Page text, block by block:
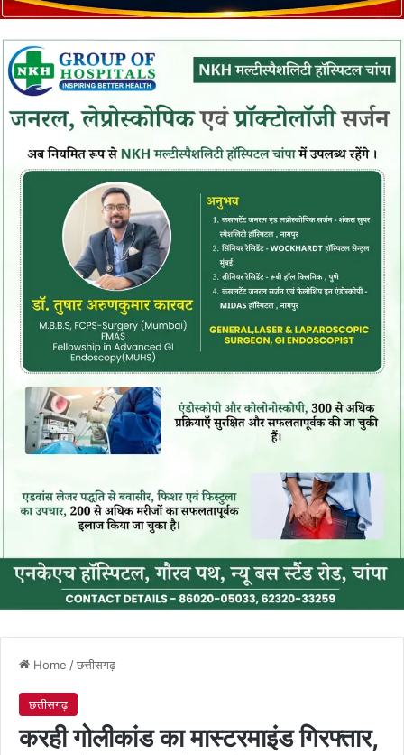
Home /छत्तीसगढ़
छत्तीसगढ़
करही गोलीकांड का मास्टरमाइंड गिरफ्तार,